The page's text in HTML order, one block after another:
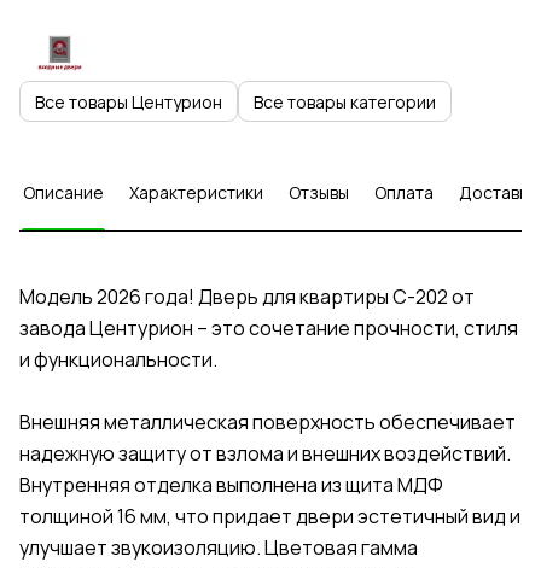
Все товары Центурион Все товары категории
Описание Характеристики Отзывы Оплата Доставка
Модель 2026 года! Дверь для квартиры C-202 от
завода Центурион – это сочетание прочности, стиля
и функциональности.
Внешняя металлическая поверхность обеспечивает
надежную защиту от взлома и внешних воздействий.
Внутренняя отделка выполнена из щита МДФ
толщиной 16 мм, что придает двери эстетичный вид и
улучшает звукоизоляцию. Цветовая гамма